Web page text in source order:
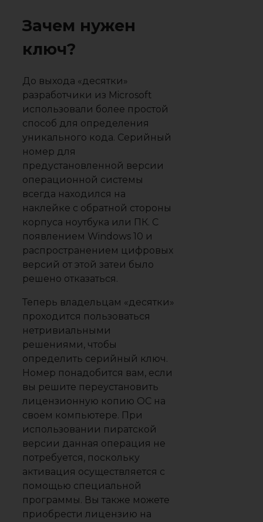
Зачем нужен
ключ?
До выхода «десятки»
разработчики из Microsoft
использовали более простой
способ для определения
уникального кода. Серийный
номер для
предустановленной версии
операционной системы
всегда находился на
наклейке с обратной стороны
корпуса ноутбука или ПК. С
появлением Windows 10 и
распространением цифровых
версий от этой затеи было
решено отказаться.
Теперь владельцам «десятки»
проходится пользоваться
нетривиальными
решениями, чтобы
определить серийный ключ.
Номер понадобится вам, если
вы решите переустановить
лицензионную копию ОС на
своем компьютере. При
использовании пиратской
версии данная операция не
потребуется, поскольку
активация осуществляется с
помощью специальной
программы. Вы также можете
приобрести лицензию на